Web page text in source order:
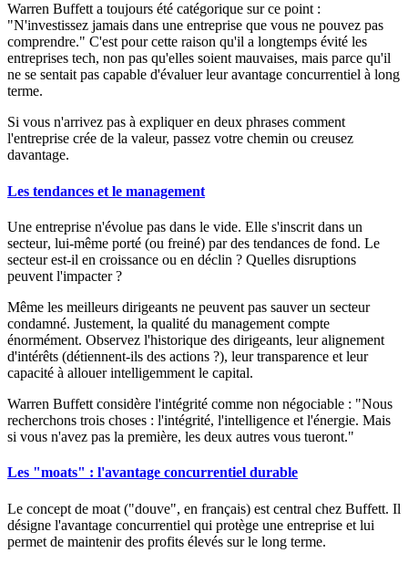
Warren Buffett a toujours été catégorique sur ce point :
"N'investissez jamais dans une entreprise que vous ne pouvez pas
comprendre." C'est pour cette raison qu'il a longtemps évité les
entreprises tech, non pas qu'elles soient mauvaises, mais parce qu'il
ne se sentait pas capable d'évaluer leur avantage concurrentiel à long
terme.
Si vous n'arrivez pas à expliquer en deux phrases comment
l'entreprise crée de la valeur, passez votre chemin ou creusez
davantage.
Les tendances et le management
Une entreprise n'évolue pas dans le vide. Elle s'inscrit dans un
secteur, lui-même porté (ou freiné) par des tendances de fond. Le
secteur est-il en croissance ou en déclin ? Quelles disruptions
peuvent l'impacter ?
Même les meilleurs dirigeants ne peuvent pas sauver un secteur
condamné. Justement, la qualité du management compte
énormément. Observez l'historique des dirigeants, leur alignement
d'intérêts (détiennent-ils des actions ?), leur transparence et leur
capacité à allouer intelligemment le capital.
Warren Buffett considère l'intégrité comme non négociable : "Nous
recherchons trois choses : l'intégrité, l'intelligence et l'énergie. Mais
si vous n'avez pas la première, les deux autres vous tueront."
Les "moats" : l'avantage concurrentiel durable
Le concept de moat ("douve", en français) est central chez Buffett. Il
désigne l'avantage concurrentiel qui protège une entreprise et lui
permet de maintenir des profits élevés sur le long terme.